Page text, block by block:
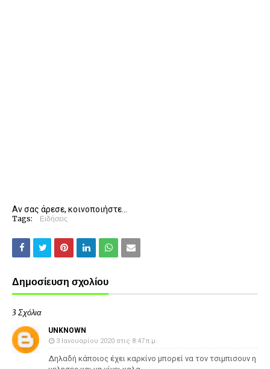
Αν σας άρεσε, κοινοποιήστε...
Tags: Ειδήσεις
Δημοσίευση σχολίου
3 Σχόλια
UNKNOWN
3 Ιανουαρίου 2020 στις 8:47 π.μ.
Δηλαδή κάποιος έχει καρκίνο μπορεί να τον τσιμπισουν η